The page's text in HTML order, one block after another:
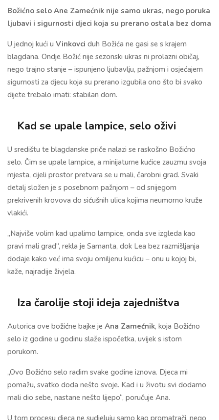
Božićno selo Ane Zamećnik nije samo ukras, nego poruka
ljubavi i sigurnosti djeci koja su prerano ostala bez doma
U jednoj kući u Vinkovci duh Božića ne gasi se s krajem
blagdana. Ondje Božić nije sezonski ukras ni prolazni običaj,
nego trajno stanje – ispunjeno ljubavlju, pažnjom i osjećajem
sigurnosti za djecu koja su prerano izgubila ono što bi svako
dijete trebalo imati: stabilan dom.
Kad se upale lampice, selo oživi
U središtu te blagdanske priče nalazi se raskošno Božićno
selo. Čim se upale lampice, a minijaturne kućice zauzmu svoja
mjesta, cijeli prostor pretvara se u mali, čarobni grad. Svaki
detalj složen je s posebnom pažnjom – od snijegom
prekrivenih krovova do sićušnih ulica kojima neumorno kruže
vlakići.
„Najviše volim kad upalimo lampice, onda sve izgleda kao
pravi mali grad“, rekla je Samanta, dok Lea bez razmišljanja
dodaje kako već ima svoju omiljenu kućicu – onu u kojoj bi,
kaže, najradije živjela.
Iza čarolije stoji ideja zajedništva
Autorica ove božićne bajke je Ana Zamećnik, koja Božićno
selo iz godine u godinu slaže ispočetka, uvijek s istom
porukom.
„Ovo Božićno selo radim svake godine iznova. Djeca mi
pomažu, svatko doda nešto svoje. Kad i u životu svi dodamo
mali dio sebe, nastane nešto lijepo“, poručuje Ana.